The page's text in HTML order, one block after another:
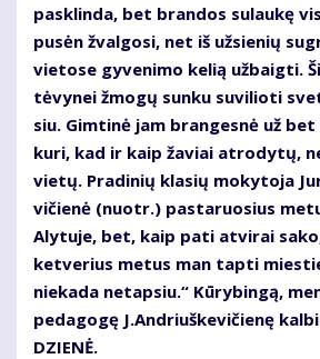
pa­sklin­da, bet bran­dos su­lau­kę
pu­sėn žval­go­si, net iš už­sie­nių
vie­to­se gy­ve­ni­mo ke­lią už­baig­ti.
tė­vy­nei žmo­gų sun­ku su­vi­lio­ti
siu. Gim­ti­nė jam bran­ges­nė už
ku­ri, kad ir kaip ža­viai at­ro­dy­tų,
vie­tų. Pradinių klasių mokytoja
vi­čie­nė (nuotr.) pas­ta­ruo­sius
Aly­tu­je, bet, kaip pa­ti at­vi­rai
ket­ve­rius me­tus man tap­ti
nie­ka­da ne­tap­siu.“ Kūrybingą,
pedagogę J.An­driuš­ke­vi­čie­nę
DZIE­NĖ.